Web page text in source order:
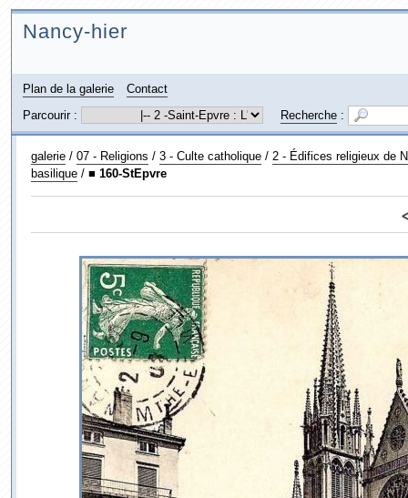
Nancy-hier
Plan de la galerie
Contact
Parcourir :
Recherche:
galerie/ 07 - Religions / 3 - Culte catholique/ 2 - Édifices religieux de
basilique/ ■ 160-StEpvre